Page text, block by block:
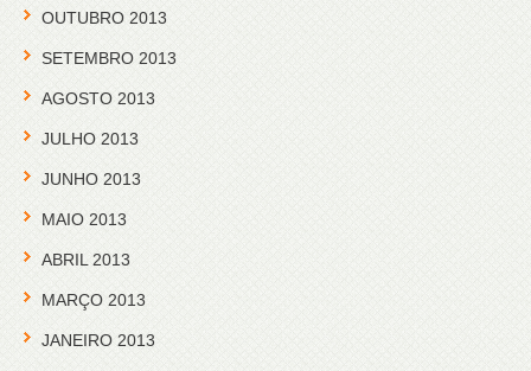
OUTUBRO 2013
SETEMBRO 2013
AGOSTO 2013
JULHO 2013
JUNHO 2013
MAIO 2013
ABRIL 2013
MARÇO 2013
JANEIRO 2013